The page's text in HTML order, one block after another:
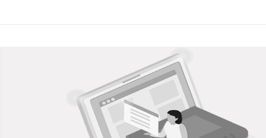
调适用于各种厂房，如服装、纺织、电子、食品等中低热源的工业场
适合展厅、超市、食堂、机房等...